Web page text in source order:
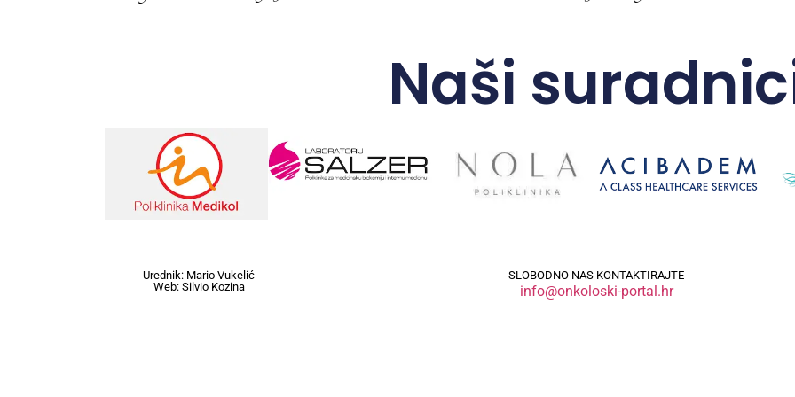
Naši
Urednik: Mario Vukelić
Web: Silvio Kozina
SLOBODNO NAS KONTAKTIRAJTE
info@onkoloski-portal.hr